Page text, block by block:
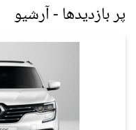
پر بازدیدها - آرشیو